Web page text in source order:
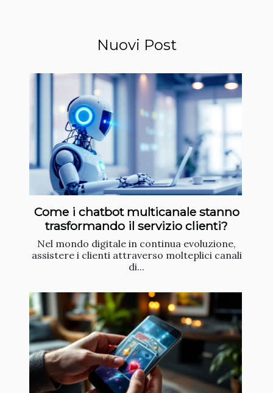
Nuovi Post
Come i chatbot multicanale stanno
trasformando il servizio clienti?
Nel mondo digitale in continua evoluzione,
assistere i clienti attraverso molteplici canali
di...